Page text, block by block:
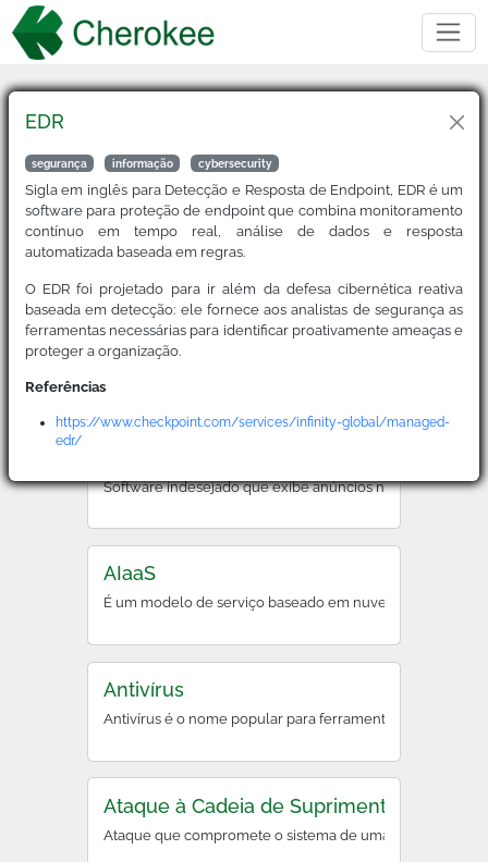
2FA
Sigla para Two-Factor Authentication, é um método de
ACL
Software indesejado que exibe anúncios no dispositivo
AIaaS
É um modelo de serviço baseado em nuvem que
Antivírus
Antivírus é o nome popular para ferramentas
Ataque à Cadeia de Suprimentos
Ataque que compromete o sistema de uma organização
EDR
segurança informação cybersecurity
Sigla em inglês para Detecção e Resposta de Endpoint, EDR é um
software para proteção de endpoint que combina monitoramento
contínuo em tempo real, análise de dados e resposta
automatizada baseada em regras.
O EDR foi projetado para ir além da defesa cibernética reativa
baseada em detecção: ele fornece aos analistas de segurança as
ferramentas necessárias para identificar proativamente ameaças e
proteger a organização.
Referências
https://www.checkpoint.com/services/infinity-global/managed-
edr/